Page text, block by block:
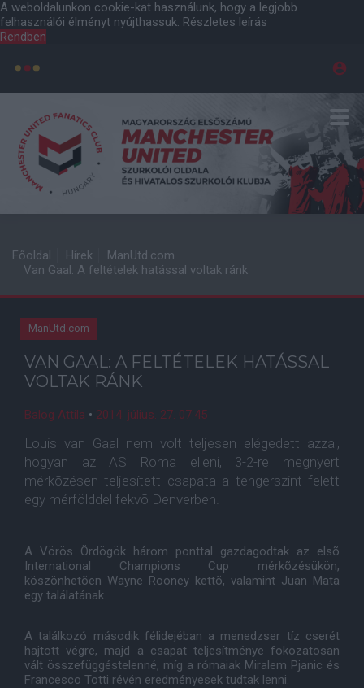
A weboldalunkon cookie-kat használunk, hogy a legjobb
felhasználói élményt nyújthassuk. Részletes leírás
Rendben
Főoldal Hírek
ManUtd.com
Van Gaal: A feltételek hatással voltak ránk
ManUtd.com
VAN GAAL: A FELTÉTELEK HATÁSSAL
VOLTAK RÁNK
Balog Attila • 2014. július. 27. 07:45
Louis van Gaal nem volt teljesen elégedett azzal,
hogyan az AS Roma elleni, 3-2-re megnyert
mérkõzésen teljesített csapata a tengerszint felett
egy mérfölddel fekvõ Denverben.
A Vörös Ördögök három ponttal gazdagodtak az elsõ
International Champions Cup mérkõzésükön,
köszönhetõen Wayne Rooney kettõ, valamint Juan Mata
egy találatának.
A találkozó második félidejéban a menedzser tíz cserét
hajtott végre, majd a csapat teljesítménye fokozatosan
vált összefüggéstelenné, míg a rómaiak Miralem Pjanic és
Francesco Totti révén eredményesek tudtak lenni.